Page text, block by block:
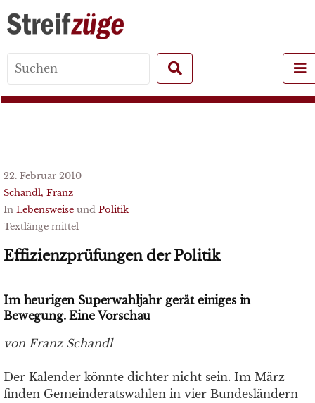
for:
22. Februar 2010
Schandl, Franz
In Lebensweise und Politik
Textlänge mittel
Effizienzprüfungen der Politik
Im heurigen Superwahljahr gerät einiges in
Bewegung. Eine Vorschau
von Franz Schandl
Der Kalender könnte dichter nicht sein. Im März
finden Gemeinderatswahlen in vier Bundesländern